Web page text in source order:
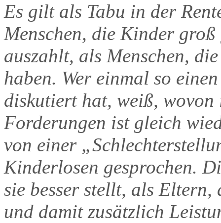
Es gilt als Tabu in der
Menschen, die Kinder groß
auszahlt, als Menschen,
haben. Wer einmal so
diskutiert hat, weiß, wovon
Forderungen ist gleich
von einer
Kinderlosen gesprochen.
sie besser stellt, als
und damit zusätzlich